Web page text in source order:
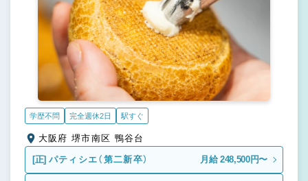
学歴不問 完全週休2日 駅すぐ
大阪府 堺市南区 鴨谷台
[正] パティシエ（第二新卒） 月給 248,500円〜